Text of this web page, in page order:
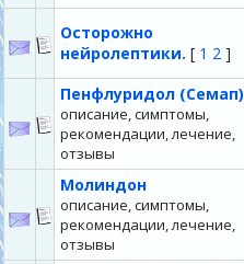
Осторожно
нейролептики. [ 1 2 ]
Пенфлуридол (Семап)
описание, симптомы,
рекомендации, лечение,
отзывы
Молиндон
описание, симптомы,
рекомендации, лечение,
отзывы